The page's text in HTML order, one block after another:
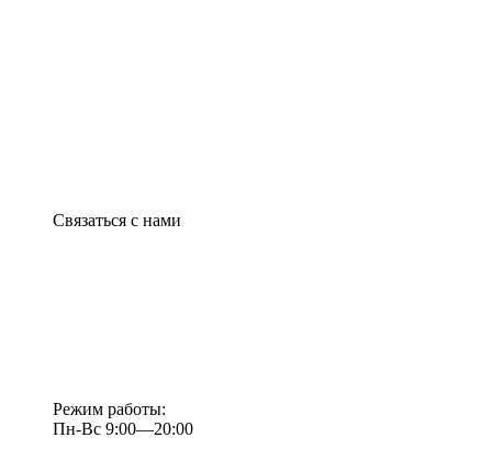
Связаться с нами
Режим работы:
Пн-Вс 9:00—20:00